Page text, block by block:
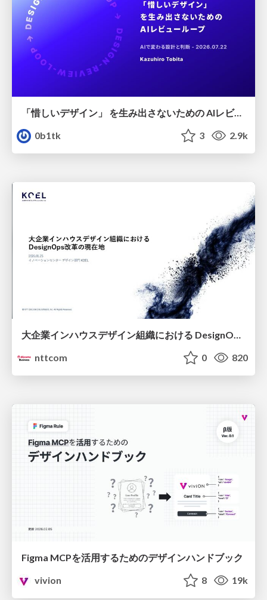
「惜しいデザイン」 を生み出さないための AIレビューループ
0b1tk
3 2.9k
大企業インハウスデザイン組織における DesignOps改革の現在地 / DesignOps at Scale: Navigating Transformation in Large Enterprises
nttcom
0 820
Figma MCPを活用するためのデザインハンドブック
vivion
8 19k